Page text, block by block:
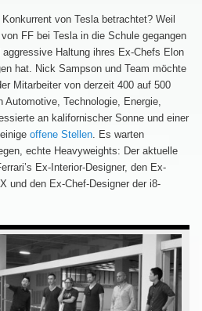
von Tesla betrachtet? Weil
FF bei Tesla in die Schule gegangen
Haltung ihres Ex-Chefs Elon
hat. Nick Sampson und Team möchte
Mitarbeiter von derzeit 400 auf 500
Automotive, Technologie, Energie,
an kalifornischer Sonne und einer
offene Stellen . Es warten
echte Heavyweights: Der aktuelle
Ex-Interior-Designer, den Ex-
und den Ex-Chef-Designer der i8-